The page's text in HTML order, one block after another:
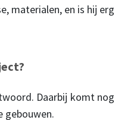
materialen, en is hij erg
Daarbij komt nog
gebouwen.